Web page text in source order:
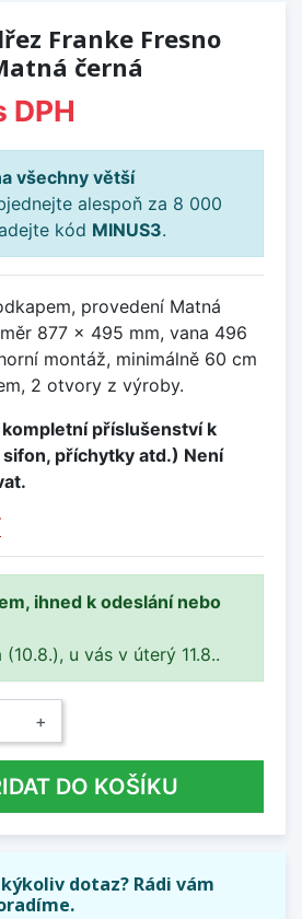
Franke Fresno
černá
DPH
všechny větší
alespoň za 8 000
kód MINUS3.
provedení Matná
877 x 495 mm, vana 496
montáž, minimálně 60 cm
2 otvory z výroby.
příslušenství k
příchytky atd.) Není
ihned k odeslání nebo
u vás v úterý 11.8..
+
DO KOŠÍKU
dotaz? Rádi vám